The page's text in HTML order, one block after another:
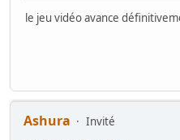
le jeu vidéo avance
Ashura
Invité